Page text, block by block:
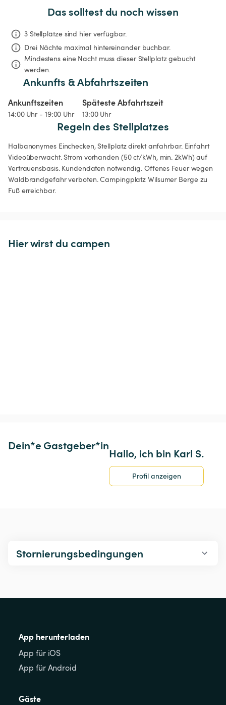
Das solltest du noch wissen
3 Stellplätze sind hier verfügbar.
Drei Nächte maximal hintereinander buchbar.
Mindestens eine Nacht muss dieser Stellplatz gebucht
werden.
Ankunfts & Abfahrtszeiten
Ankunftszeiten
14:00 Uhr - 19:00 Uhr
Späteste Abfahrtszeit
13:00 Uhr
Regeln des Stellplatzes
Halbanonymes Einchecken, Stellplatz direkt anfahrbar. Einfahrt
Videoüberwacht. Strom vorhanden (50 ct/kWh, min. 2kWh) auf
Vertrauensbasis. Kundendaten notwendig. Offenes Feuer wegen
Waldbrandgefahr verboten. Campingplatz Wilsumer Berge zu
Fuß erreichbar.
Hier wirst du campen
Dein*e Gastgeber*in
Hallo, ich bin Karl S.
Profil anzeigen
Stornierungsbedingungen
App herunterladen
App für iOS
App für Android
Gäste